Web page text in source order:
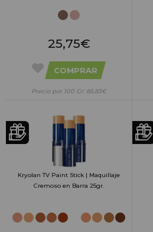
25,75€
COMPRAR
Precio por 100 Gr: 85,83€
Kryolan TV Paint Stick | Maquillaje
Cremoso en Barra 25gr.